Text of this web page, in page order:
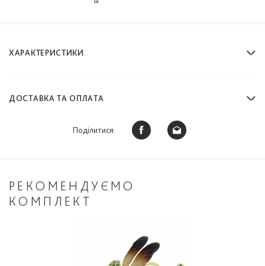
ХАРАКТЕРИСТИКИ
ДОСТАВКА ТА ОПЛАТА
Поділитися:
РЕКОМЕНДУЄМО
КОМПЛЕКТ